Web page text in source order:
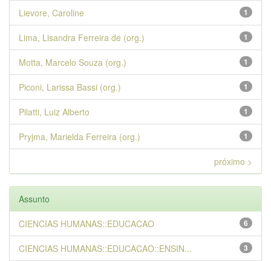
1
Lievore, Caroline
1
Lima, Lisandra Ferreira de (org.)
1
Motta, Marcelo Souza (org.)
1
Piconi, Larissa Bassi (org.)
1
Pilatti, Luiz Alberto
1
Pryjma, Marielda Ferreira (org.)
próximo >
Assunto
6
CIENCIAS HUMANAS::EDUCACAO
3
CIENCIAS HUMANAS::EDUCACAO::ENSIN...